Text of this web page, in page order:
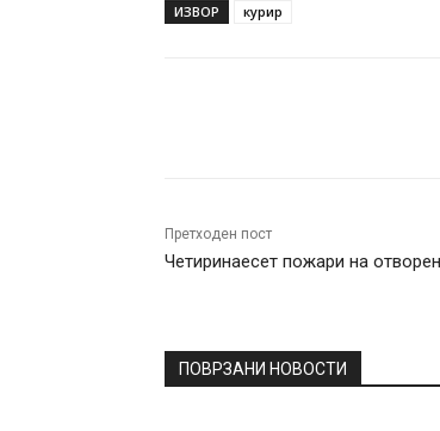
ИЗВОР курир
Претходен пост
Четиринаесет пожари на
ПОВРЗАНИ НОВОСТИ